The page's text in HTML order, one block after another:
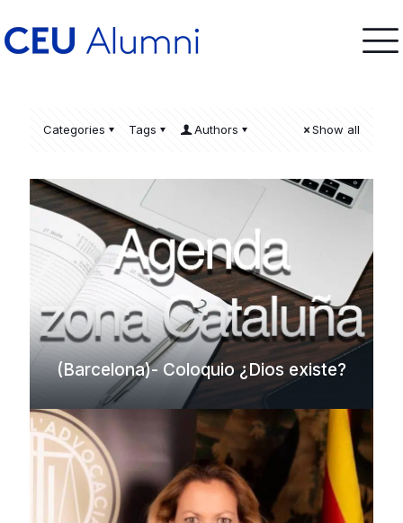
Categories Tags Authors Show all
(Barcelona)- Coloquio ¿Dios existe?